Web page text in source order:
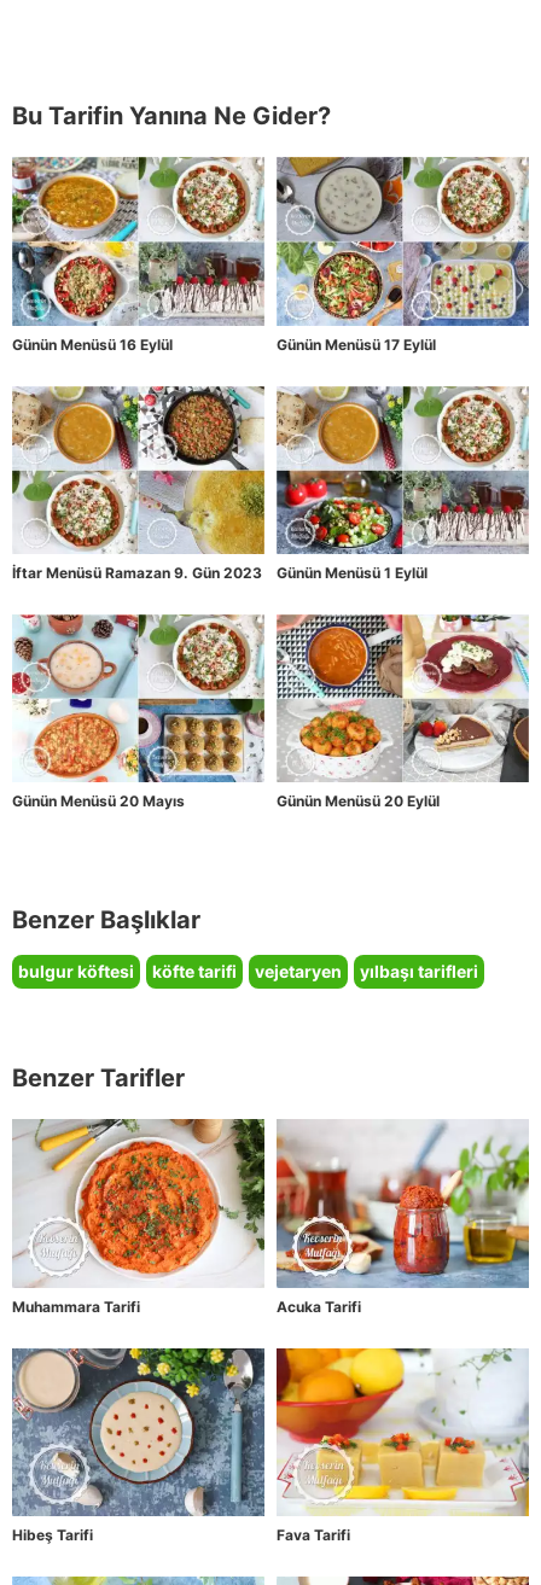
Bu Tarifin Yanına Ne Gider?
Günün Menüsü 16 Eylül Günün Menüsü 17 Eylül
İftar Menüsü Ramazan 9. Gün 2023 Günün Menüsü 1 Eylül
Günün Menüsü 20 Mayıs Günün Menüsü 20 Eylül
Benzer Başlıklar
bulgur köftesi köfte tarifi vejetaryen yılbaşı tarifleri
Benzer Tarifler
Muhammara Tarifi Acuka Tarifi
Hibeş Tarifi Fava Tarifi